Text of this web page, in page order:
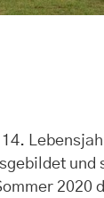
und
2020